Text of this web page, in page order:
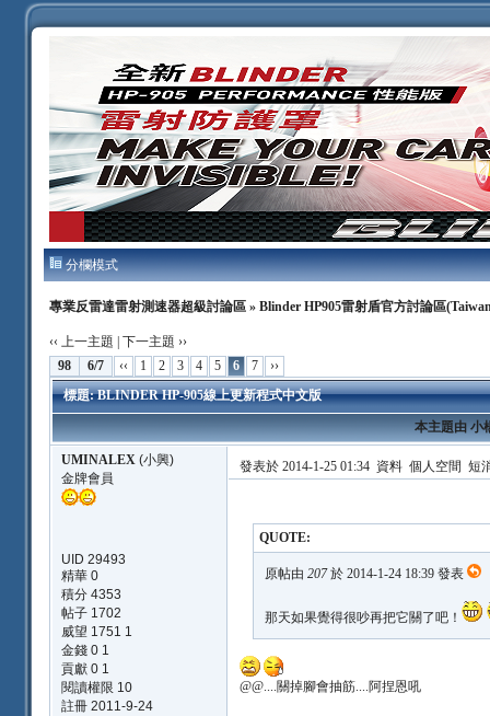
分欄模式
專業反雷達雷射測速器超級討論區» Blinder HP905雷射盾官方討論區
‹‹ 上一主題
下一主題 ››
98
6/7 ‹‹ 1 2 3 4 5 6 7
››
標題: BLINDER HP-905線上更新程式中文版
本主題由 小
UMINALEX (小興)
金牌會員
UID 29493
精華 0
積分 4353
帖子 1702
威望 1751 1
金錢 0 1
貢獻 0 1
閱讀權限 10
註冊 2011-9-24
發表於 2014-1-25 01:34 資料 個人空間 短
QUOTE:
原帖由 207於 2014-1-24 18:39 發表
那天如果覺得很吵再把它關了吧！
@@....關掉腳會抽筋....阿捏恩吼